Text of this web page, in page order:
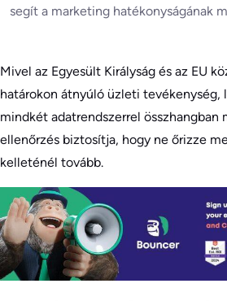
segít a marketing hatékonyságának
Mivel az Egyesült Királyság és az EU
határokon átnyúló üzleti tevékenység,
mindkét adatrendszerrel összhangban
ellenőrzés biztosítja, hogy ne őrizze
kelleténél tovább.